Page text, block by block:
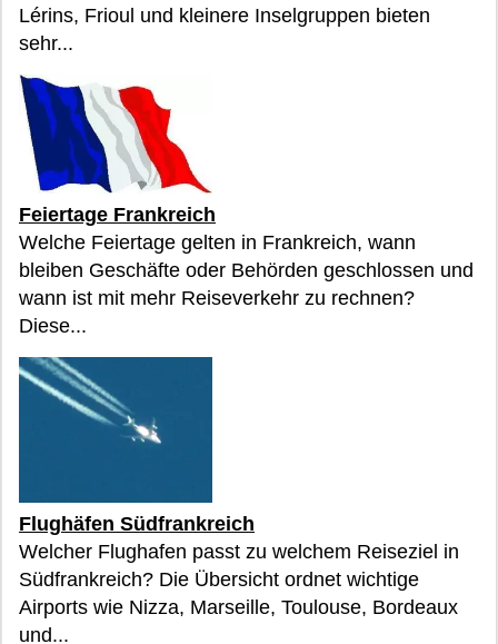
Lérins, Frioul und kleinere Inselgruppen bieten
sehr...
Feiertage Frankreich
Welche Feiertage gelten in Frankreich, wann
bleiben Geschäfte oder Behörden geschlossen und
wann ist mit mehr Reiseverkehr zu rechnen?
Diese...
Flughäfen Südfrankreich
Welcher Flughafen passt zu welchem Reiseziel in
Südfrankreich? Die Übersicht ordnet wichtige
Airports wie Nizza, Marseille, Toulouse, Bordeaux
und...